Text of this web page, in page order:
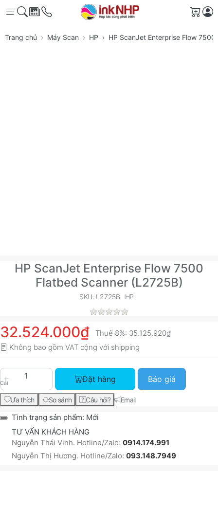
Giỏ
Trang chủ Máy Scan HP HP ScanJet Enterprise Flow
HP ScanJet Enterprise Flow 7500
Flatbed Scanner (L2725B)
SKU: L2725B HP
32.524.000₫ Thuế 8%: 35.125.920₫
Không bao gồm VAT cộng với shipping
Cái
HP ScanJet Enterprise Flow 7500 Flatbed
Đặt hàng Báo giá
Ưa thích So sánh Câu hỏi? Email
Tình trạng sản phẩm: Mới
TƯ VẤN KHÁCH HÀNG
Nguyễn Thái Vinh. Hotline/Zalo: 0914.174.991
Nguyễn Thị Hương. Hotline/Zalo: 093.148.7949